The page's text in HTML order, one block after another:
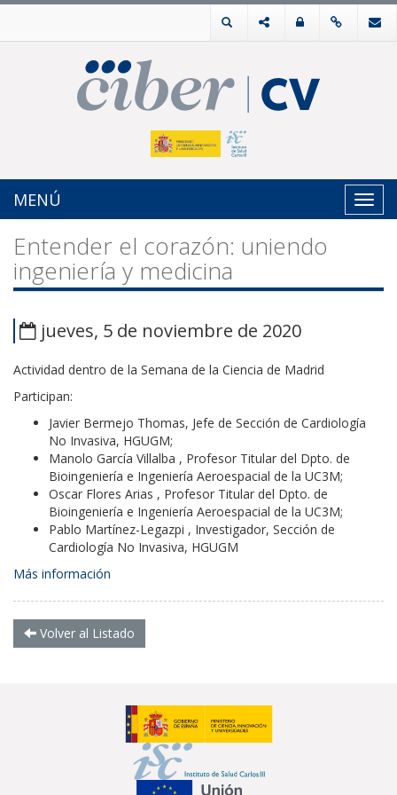
MENÚ
Entender el corazón: uniendo
ingeniería y medicina
jueves, 5 de noviembre de 2020
Actividad dentro de la Semana de la Ciencia de Madrid
Participan:
Javier Bermejo Thomas, Jefe de Sección de Cardiología
No Invasiva, HGUGM;
Manolo García Villalba , Profesor Titular del Dpto. de
Bioingeniería e Ingeniería Aeroespacial de la UC3M;
Oscar Flores Arias , Profesor Titular del Dpto. de
Bioingeniería e Ingeniería Aeroespacial de la UC3M;
Pablo Martínez-Legazpi , Investigador, Sección de
Cardiología No Invasiva, HGUGM
Más información
Volver al Listado